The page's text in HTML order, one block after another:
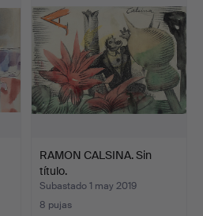
RAMON CALSINA. Sin
título.
Subastado 1 may 2019
8 pujas